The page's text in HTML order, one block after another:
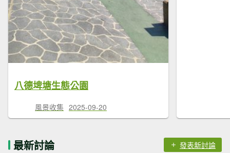
八德埤塘生態公園
風景收集 2025-09-20
最新討論 發表新討論